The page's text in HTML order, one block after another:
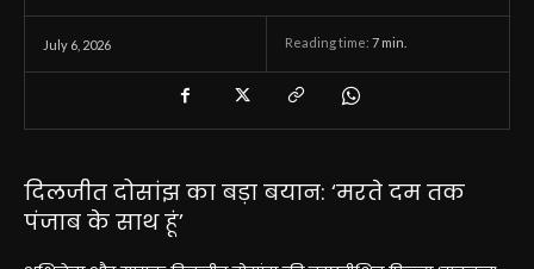
July 6, 2026 Reading time: 7 min.
दिलजीत दोसांझ का बड़ा बयान: ‘मरते दम तक
पंजाब के साथ हूं’